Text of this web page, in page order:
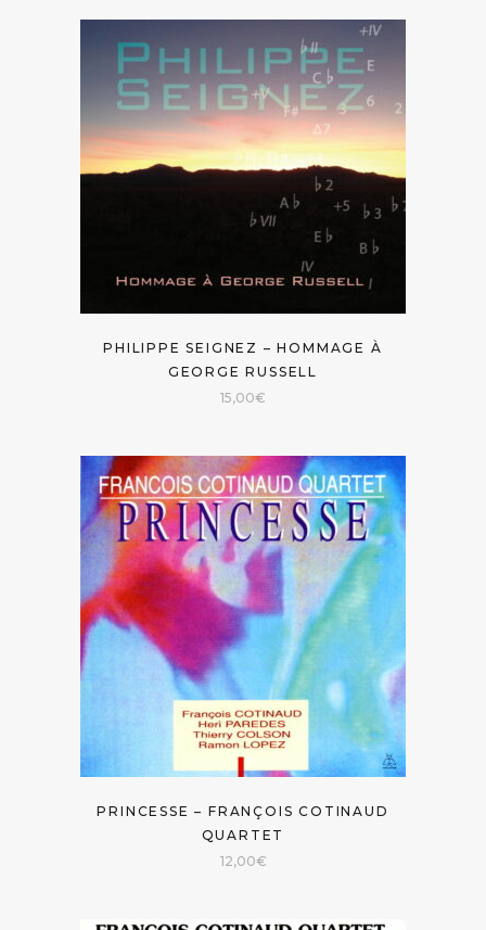
PHILIPPE SEIGNEZ – HOMMAGE À
GEORGE RUSSELL
15,00€
PRINCESSE – FRANÇOIS COTINAUD
QUARTET
12,00€